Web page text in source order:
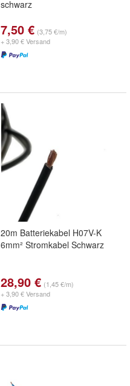
schwarz
7,50 € (3,75 €/m)
+ 3,90 € Versand
20m Batteriekabel H07V-K
6mm² Stromkabel Schwarz
28,90 € (1,45 €/m)
+ 3,90 € Versand